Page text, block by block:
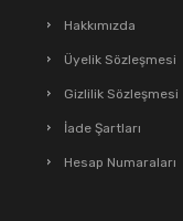
Hakkımızda
Üyelik Sözleşmesi
Gizlilik Sözleşmesi
İade Şartları
Hesap Numaraları